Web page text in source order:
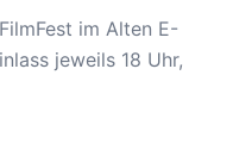
im Alten E-
jeweils 18 Uhr,